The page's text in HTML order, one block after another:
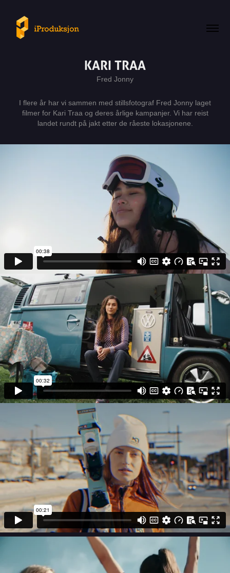
KARI TRAA
Fred Jonny
I flere år har vi sammen med stillsfotograf Fred Jonny laget
filmer for Kari Traa og deres årlige kampanjer. Vi har reist
landet rundt på jakt etter de råeste lokasjonene.